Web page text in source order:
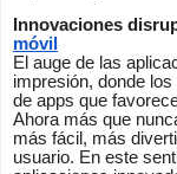
Innovaciones
móvil
El auge de las
impresión, donde
de apps que
Ahora más que
más fácil, más
usuario. En este